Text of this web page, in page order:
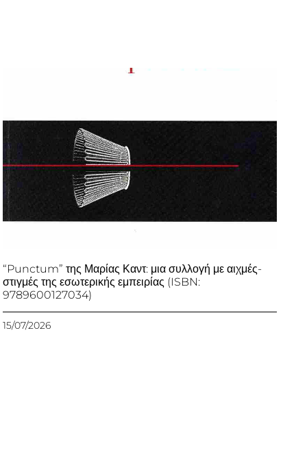
“Punctum” της Μαρίας Καντ: μια συλλογή με αιχμές-
στιγμές της εσωτερικής εμπειρίας (ISBN:
9789600127034)
15/07/2026